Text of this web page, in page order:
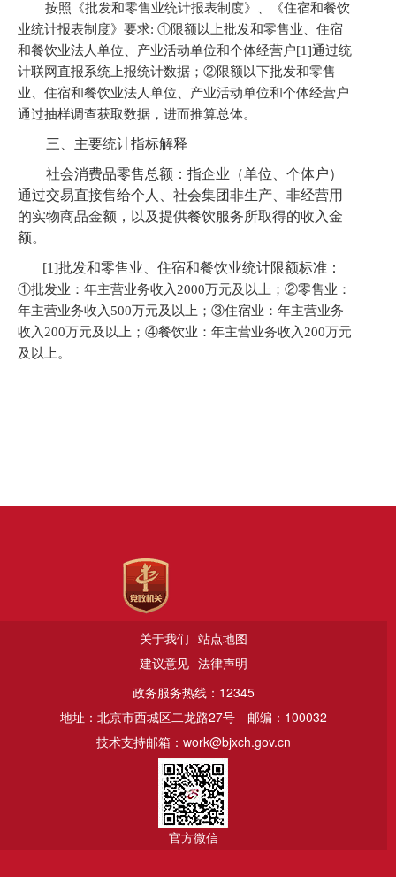
按照《批发和零售业统计报表制度》、《住宿和餐饮
业统计报表制度》要求: ①限额以上批发和零售业、住宿
和餐饮业法人单位、产业活动单位和个体经营户[1]通过统
计联网直报系统上报统计数据； ②限额以下批发和零售
业、住宿和餐饮业法人单位、产业活动单位和个体经营户
通过抽样调查获取数据，进而推算总体。
三、主要统计指标解释
社会消费品零售总额：指企业（单位、个体户）
通过交易直接售给个人、社会集团非生产、非经营用
的实物商品金额，以及提供餐饮服务所取得的收入金
额。
[1]批发和零售业、住宿和餐饮业统计限额标准：
①批发业：年主营业务收入 2000万元及以上； ②零售业：
年主营业务收入 500万元及以上； ③住宿业： 年主营业务
收入 200万元及以上； ④餐饮业：年主营业务收入 200万元
及以上。
关于我们 站点地图
建议意见 法律声明
政务服务热线：12345
地址：北京市西城区二龙路27号
邮编：100032
技术支持邮箱：work@bjxch.gov.cn
官方微信